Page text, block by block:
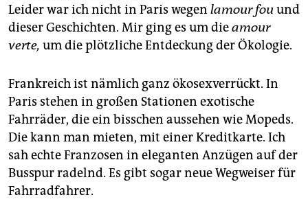
Leider war ich nicht in Paris wegen lamour fouund
dieser Geschichten. Mir ging es um dieamour
verte, um die plötzliche Entdeckung der Ökologie.
Frankreich ist nämlich ganz ökosexverrückt. In
Paris stehen in großen Stationen exotische
Fahrräder, die ein bisschen aussehen wie Mopeds.
Die kann man mieten, mit einer Kreditkarte. Ich
sah echte Franzosen in eleganten Anzügen auf der
Busspur radelnd. Es gibt sogar neue Wegweiser für
Fahrradfahrer.